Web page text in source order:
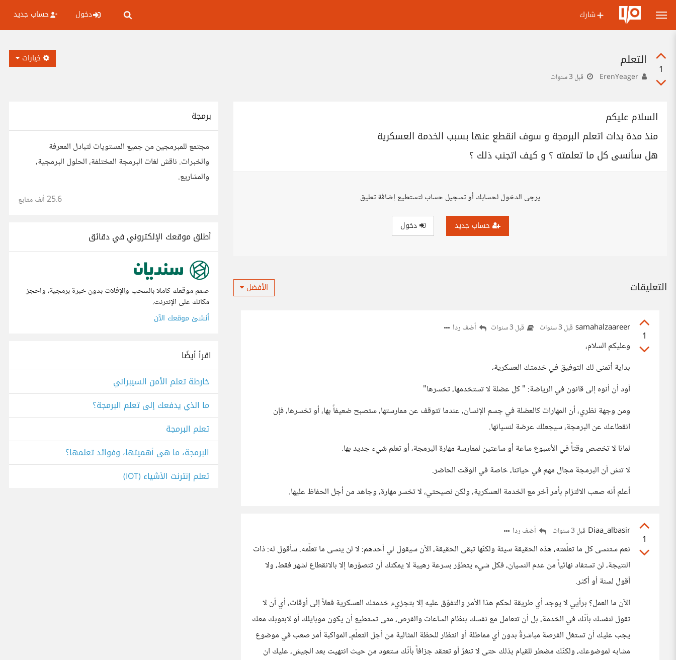
شارك دخول حساب جديد
1
التعلم
قبل 3 سنوات
خيارات
السلام عليكم
منذ مدة بدات اتعلم البرمجة و سوف انقطع عنها بسبب الخدمة العسكرية
هل سأنسى كل ما تعلمته ؟ و كيف اتجنب ذلك ؟
يرجى الدخول لحسابك أو تسجيل حساب لتستطيع إضافة تعليق
حساب جديد دخول
التعليقات الأفضل
1
samahalzaareer قبل 3 سنوات قبل 3 سنوات أضف ردا
وعليكم السلام،
بداية أتمنى لك التوفيق في خدمتك العسكرية،
أود أن أنوه إلى قانون في الرياضة: " كل عضلة لا تستخدمها، تخسرها"
ومن وجهة نظري، أن المهارات كالعضلة في جسم الإنسان، عندما تتوقف عن ممارستها، ستصبح ضعيفاً بها، أو تخسرها، فإن
انقطاعك عن البرمجة، سيجعلك عرضة لنسيانها.
لمائا لا تخصص وقتاً في الأسبوع ساعة أو ساعتين لممارسة مهارة البرمجة، أو تعلم شيء جديد بها.
لا تنسَ أن البرمجة مجال مهم في حياتنا، خاصة في الوقت الحاضر.
أعلم أنه صعب الالتزام بأمر آخر مع الخدمة العسكرية، ولكن نصيحتي، لا تخسر مهارة، وجاهد من أجل الحفاظ عليها.
1
Diaa_albasir قبل 3 سنوات أضف ردا
نعم ستنسى كل ما تعلّمته، هذه الحقيقة سيئة ولكنّها تبقى الحقيقة، الآن سيقول لي أحدهم: لا لن ينسى ما تعلّمه. سأقول له: ذات
النتيجة، لن تستفاد نهائياً من عدم النسيان، فكل شيء يتطوّر بسرعة رهيبة لا يمكنك أن تتصوّرها إلا بالانقطاع لشهر فقط، ولا
أقول لسنة أو أكثر.
الآن ما العمل؟ برأيي لا يوجد أي طريقة لحكم هذا الأمر والتفوّق عليه إلا بتجزيء خدمتك العسكرية فعلاً إلى أوقات، أي أن لا
تقول لنفسك بأنّك في الخدمة، بل أن تتعامل مع نفسك بنظام الساعات والفرص، متى تستطيع أن يكون موبايلك أو لابتوبك معك
يجب عليك أن تستغل الفرصة مباشرةً بدون أي مماطلة أو انتظار للحظة المثالية من أجل التعلّم، المواكبة أمر صعب في موضوع
مشابه لموضوعك، ولكنّك مضطر للقيام بذلك حتى لا تنغرّ أو تعتقد جزافاً بأنّك ستعود من حيث انتهيت بعد الجيش، عليك ان
برمجة
مجتمع للمبرمجين من جميع المستويات لتبادل المعرفة
والخبرات. ناقش لغات البرمجة المختلفة، الحلول البرمجية،
والمشاريع.
25.6 ألف متابع
أطلق موقعك الإلكتروني في دقائق
صمم موقعك كاملا بالسحب والإفلات بدون خبرة برمجية، واحجز
مكانك على الإنترنت.
أنشئ موقعك الآن
اقرأ أيضًا
خارطة تعلم الأمن السيبراني
ما الذي يدفعك إلى تعلم البرمجة؟
تعلم البرمجة
البرمجة، ما هي أهميتها، وفوائد تعلمها؟
تعلم إنترنت الأشياء (IOT)